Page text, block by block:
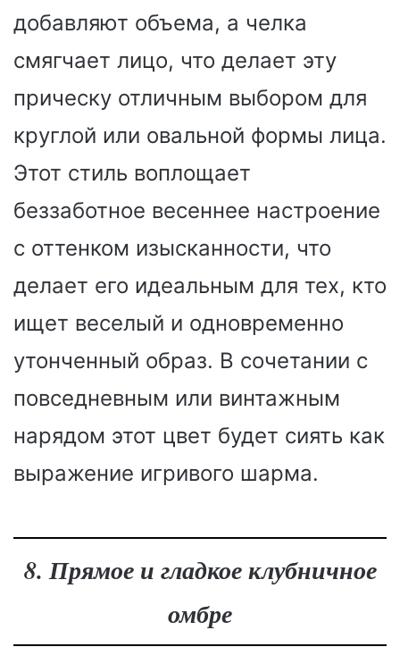
добавляют объема, а челка
смягчает лицо, что делает эту
прическу отличным выбором для
круглой или овальной формы лица.
Этот стиль воплощает
беззаботное весеннее настроение
с оттенком изысканности, что
делает его идеальным для тех, кто
ищет веселый и одновременно
утонченный образ. В сочетании с
повседневным или винтажным
нарядом этот цвет будет сиять как
выражение игривого шарма.
8. Прямое и гладкое клубничное
омбре